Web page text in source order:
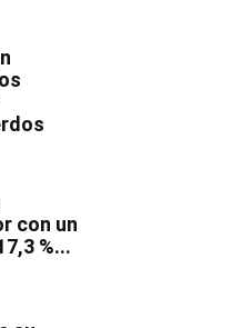
con un
%...